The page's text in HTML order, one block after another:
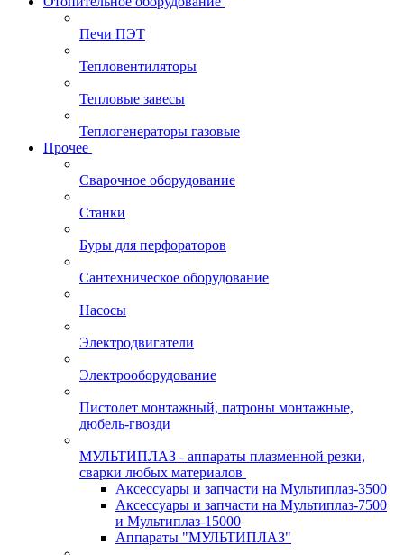
Печи ПЭТ
Тепловентиляторы
Тепловые завесы
Теплогенераторы газовые
Прочее
Сварочное оборудование
Станки
Буры для перфораторов
Сантехническое оборудование
Насосы
Электродвигатели
Электрооборудование
Пистолет монтажный, патроны монтажные,
дюбель-гвозди
МУЛЬТИПЛАЗ - аппараты плазменной резки,
сварки любых материалов
Аксессуары и запчасти на Мультиплаз-3500
Аксессуары и запчасти на Мультиплаз-7500
и Мультиплаз-15000
Аппараты "МУЛЬТИПЛАЗ"